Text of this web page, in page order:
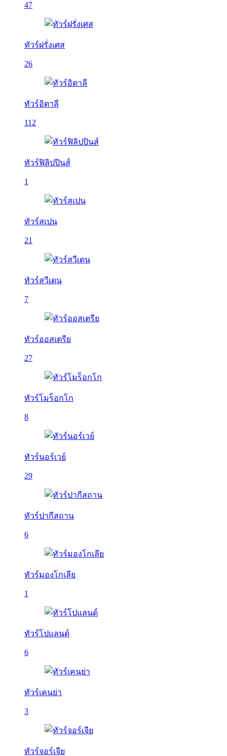
47
ทัวร์ฝรั่งเศส
26
ทัวร์อิตาลี
112
ทัวร์ฟิลิปปินส์
1
ทัวร์สเปน
21
ทัวร์สวีเดน
7
ทัวร์ออสเตรีย
27
ทัวร์โมร็อกโก
8
ทัวร์นอร์เวย์
29
ทัวร์ปากีสถาน
6
ทัวร์มองโกเลีย
1
ทัวร์โปแลนด์
6
ทัวร์เคนย่า
3
ทัวร์จอร์เจีย